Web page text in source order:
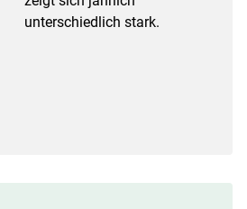
unterschiedlich stark.